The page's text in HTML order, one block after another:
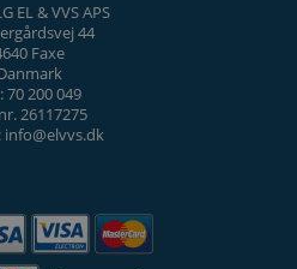
EL & VVS APS
44
Faxe
70 200 049
26117275
info@elvvs.dk